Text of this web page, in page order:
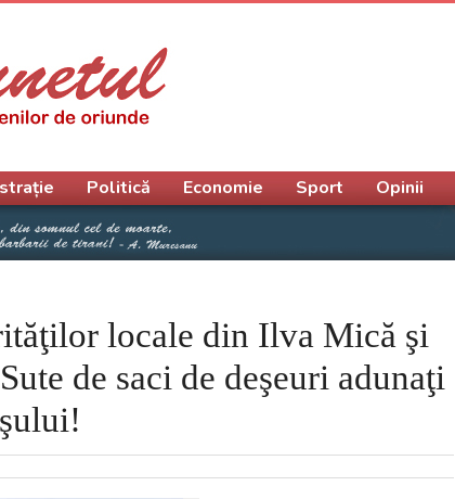
locale din Ilva Mică şi
de saci de deşeuri adunaţi
Politică Economie Sport Opinii